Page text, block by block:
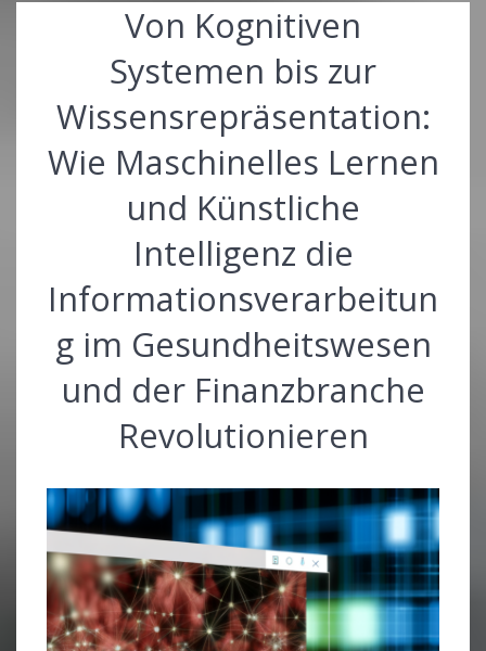
Von Kognitiven
Systemen bis zur
Wissensrepräsentation:
Wie Maschinelles Lernen
und Künstliche
Intelligenz die
Informationsverarbeitun
g im Gesundheitswesen
und der Finanzbranche
Revolutionieren